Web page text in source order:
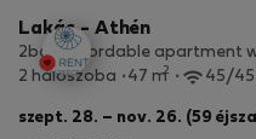
Lakás - Athén
2bdr affordable apartment
2 hálószoba
47 m2 45/45
szept. 28. – nov. 26. (59